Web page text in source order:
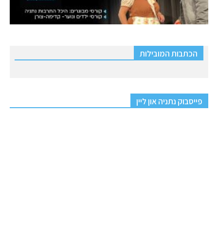
הכתבות המובילות
פייסבוק נתניה און ליין